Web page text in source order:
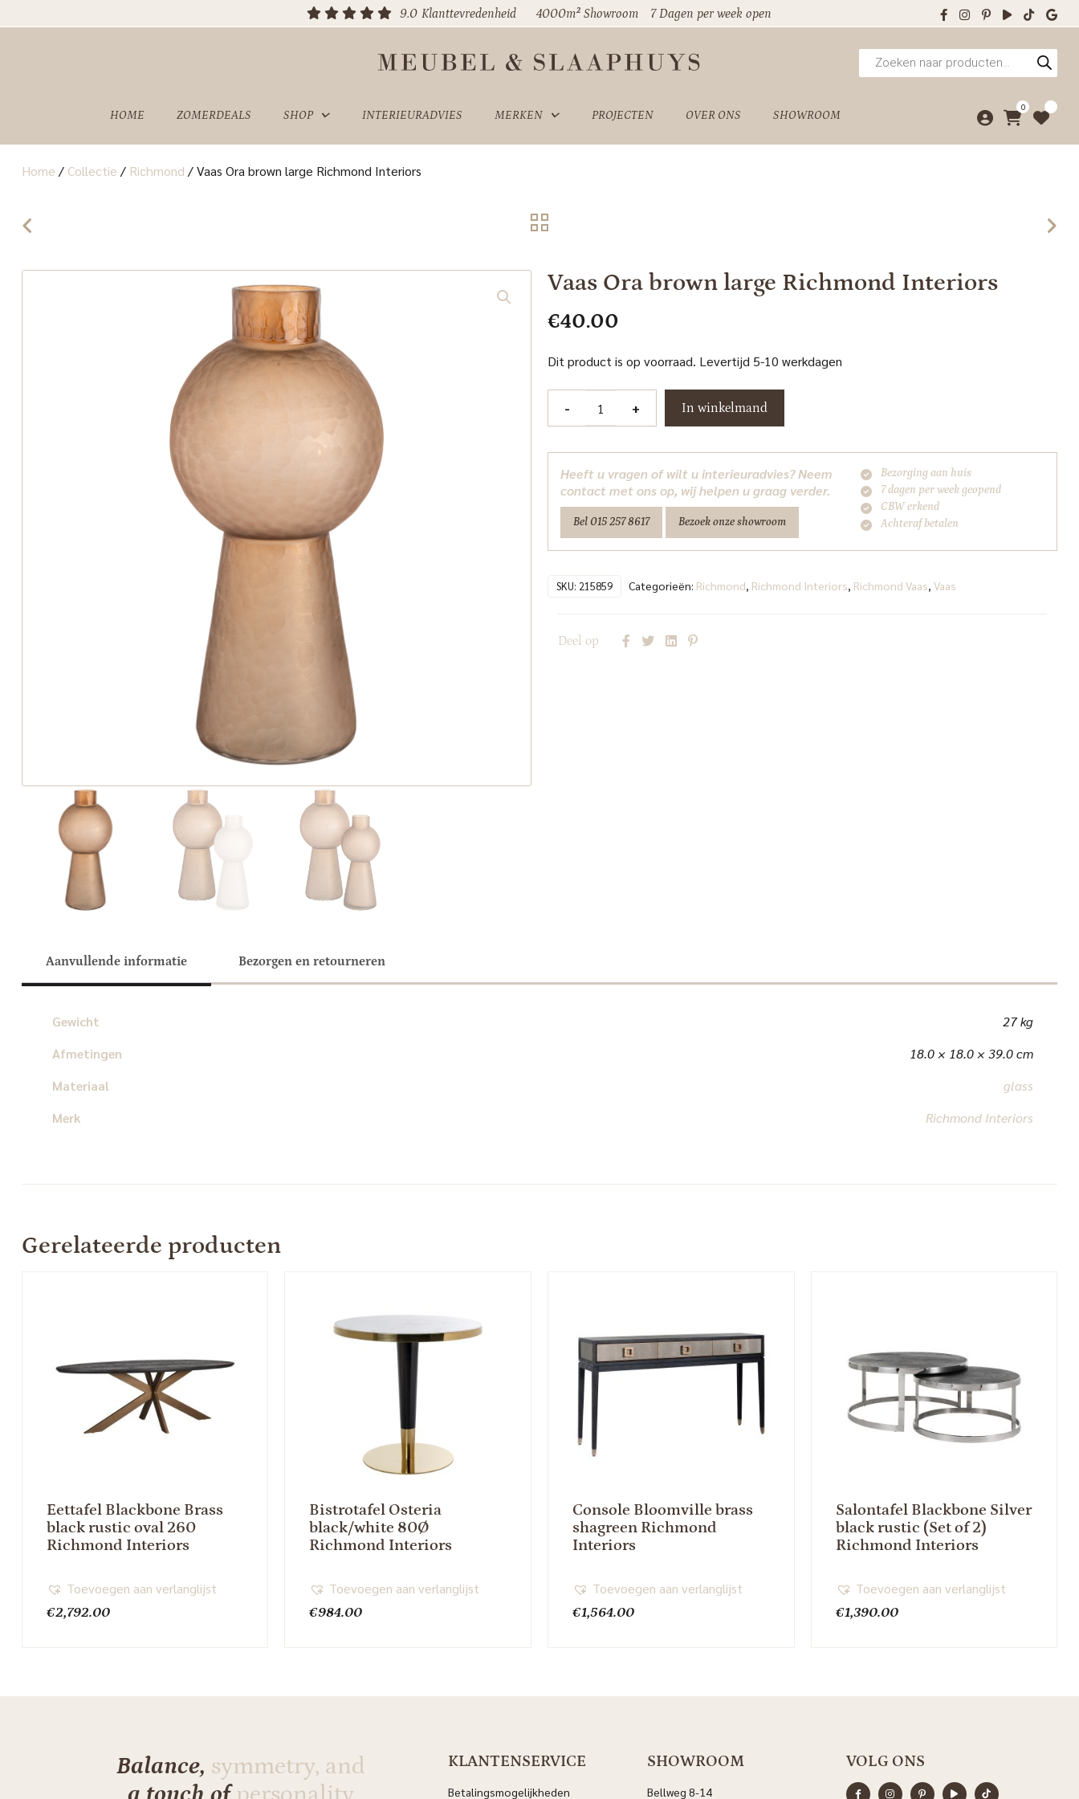
9.0 Klanttevredenheid 4000m² Showroom 7 Dagen per week open
Producten
zoeken
HOME ZOMERDEALS SHOP INTERIEURADVIES MERKEN PROJECTEN OVER ONS SHOWROOM
0
Home / Collectie / Richmond /Vaas Ora brown large Richmond Interiors
Vaas Ora brown large Richmond Interiors
€40.00
Dit product is op voorraad. Levertijd 5-10 werkdagen
-
Richmond
Interiors
aantal
+ In winkelmand
Heeft u vragen of wilt u interieuradvies? Neem
contact met ons op, wij helpen u graag verder.
Bel 015 257 8617 Bezoek onze showroom
Bezorging aan huis
7 dagen per week geopend
CBW erkend
Achteraf betalen
SKU: 215859 Categorieën: Richmond, Richmond Interiors, Richmond Vaas, Vaas
Deel op
Aanvullende informatie Bezorgen en retourneren
Gewicht
27 kg
Afmetingen
18.0 × 18.0 × 39.0 cm
Materiaal
glass
Merk
Richmond Interiors
Gerelateerde producten
Eettafel Blackbone Brass
black rustic oval 260
Richmond Interiors
€2,792.00
Toevoegen aan verlanglijst
Bistrotafel Osteria
black/white 80Ø
Richmond Interiors
€984.00
Toevoegen aan verlanglijst
Console Bloomville brass
shagreen Richmond
Interiors
€1,564.00
Toevoegen aan verlanglijst
Salontafel Blackbone Silver
black rustic (Set of 2)
Richmond Interiors
€1,390.00
Toevoegen aan verlanglijst
Balance, symmetry, and
KLANTENSERVICE
Betalingsmogelijkheden
SHOWROOM
Bellweg 8-14
VOLG ONS